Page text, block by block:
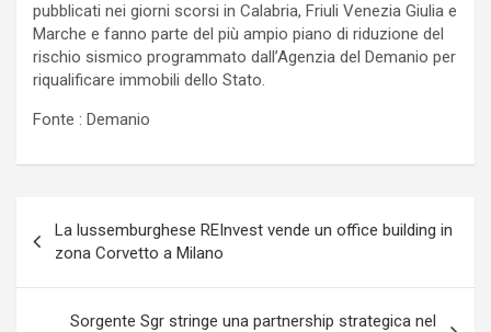
pubblicati nei giorni scorsi in Calabria, Friuli Venezia Giulia e
Marche e fanno parte del più ampio piano di riduzione del
rischio sismico programmato dall’Agenzia del Demanio per
riqualificare immobili dello Stato.
Fonte : Demanio
articoli
La lussemburghese REInvest vende un office building in
zona Corvetto a Milano
Sorgente Sgr stringe una partnership strategica nel